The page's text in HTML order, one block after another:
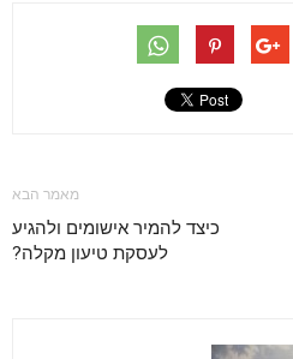
מאמר הבא
כיצד להמיר אישומים ולהגיע
לעסקת טיעון מקלה?